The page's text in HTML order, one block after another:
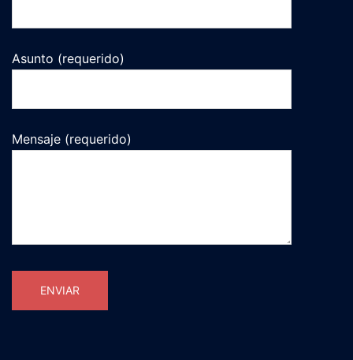
Asunto (requerido)
Mensaje (requerido)